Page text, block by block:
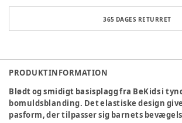
365 DAGES RETURRET
PRODUKTINFORMATION
Blødt og smidigt basisplagg fra BeKids i
bomuldsblanding. Det elastiske design
pasform, der tilpasser sig barnets